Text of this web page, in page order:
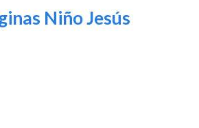
Niño Jesús